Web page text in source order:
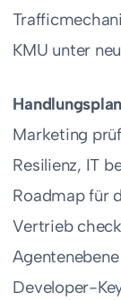
KMU unter
Handlungsplan
Marketing
Resilienz, IT
Roadmap für
Vertrieb
Developer-